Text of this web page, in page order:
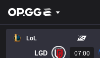
LoL
LGD 07:00